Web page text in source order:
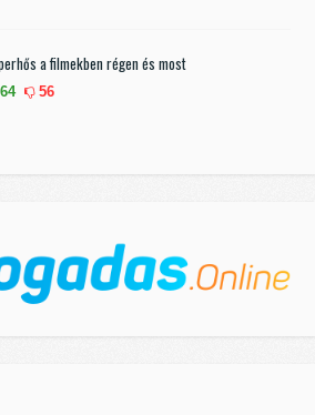
a filmekben régen és most
56